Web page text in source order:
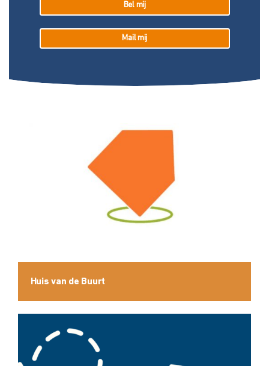
Bel mij
Mail mij
Huis van de Buurt